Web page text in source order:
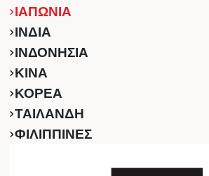
ΙΑΠΩΝΙΑ
ΙΝΔΙΑ
ΙΝΔΟΝΗΣΙΑ
ΚINA
ΚΟΡΕΑ
ΤΑΙΛΑΝΔΗ
ΦΙΛΙΠΠΙΝΕΣ